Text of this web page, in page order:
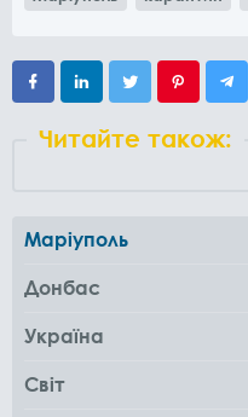
Читайте також:
Маріуполь
Донбас
Україна
Світ